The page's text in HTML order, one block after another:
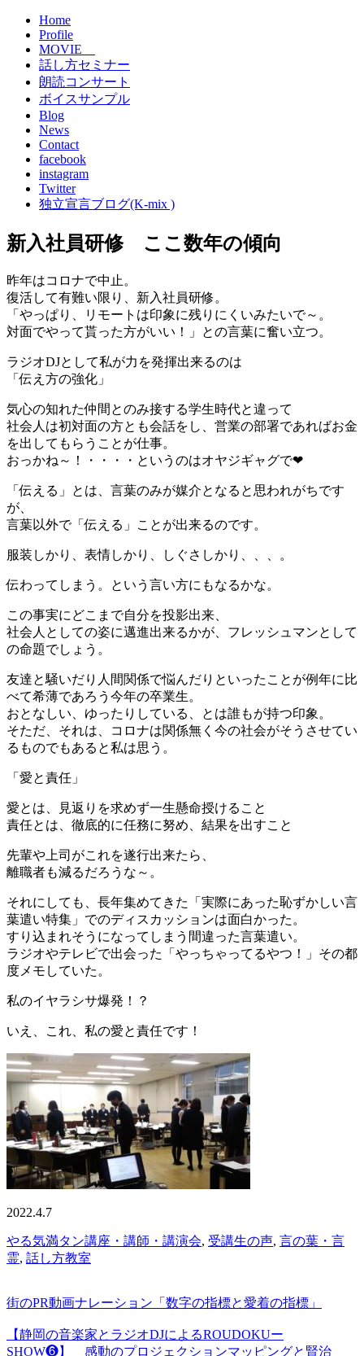
Home
Profile
MOVIE
話し方セミナー
朗読コンサート
ボイスサンプル
Blog
News
Contact
facebook
instagram
Twitter
独立宣言ブログ(K-mix )
新入社員研修 ここ数年の傾向
昨年はコロナで中止。
復活して有難い限り、新入社員研修。
「やっぱり、リモートは印象に残りにくいみたいで～。
対面でやって貰った方がいい！」との言葉に奮い立つ。
ラジオDJとして私が力を発揮出来るのは
「伝え方の強化」
気心の知れた仲間とのみ接する学生時代と違って
社会人は初対面の方とも会話をし、営業の部署であればお金
を出してもらうことが仕事。
おっかね～！・・・・というのはオヤジギャグで❤
「伝える」とは、言葉のみが媒介となると思われがちです
が、
言葉以外で「伝える」ことが出来るのです。
服装しかり、表情しかり、しぐさしかり、、、。
伝わってしまう。という言い方にもなるかな。
この事実にどこまで自分を投影出来、
社会人としての姿に邁進出来るかが、フレッシュマンとして
の命題でしょう。
友達と騒いだり人間関係で悩んだりといったことが例年に比
べて希薄であろう今年の卒業生。
おとなしい、ゆったりしている、とは誰もが持つ印象。
そただ、それは、コロナは関係無く今の社会がそうさせてい
るものでもあると私は思う。
「愛と責任」
愛とは、見返りを求めず一生懸命授けること
責任とは、徹底的に任務に努め、結果を出すこと
先輩や上司がこれを遂行出来たら、
離職者も減るだろうな～。
それにしても、長年集めてきた「実際にあった恥ずかしい言
葉遣い特集」でのディスカッションは面白かった。
すり込まれそうになってしまう間違った言葉遣い。
ラジオやテレビで出会った「やっちゃってるやつ！」その都
度メモしていた。
私のイヤラシサ爆発！？
いえ、これ、私の愛と責任です！
2022.4.7
やる気満タン講座・講師・講演会, 受講生の声, 言の葉・言
霊, 話し方教室
街のPR動画ナレーション「数字の指標と愛着の指標」
【静岡の音楽家とラジオDJによるROUDOKUー
SHOW❻】 感動のプロジェクションマッピングと賢治